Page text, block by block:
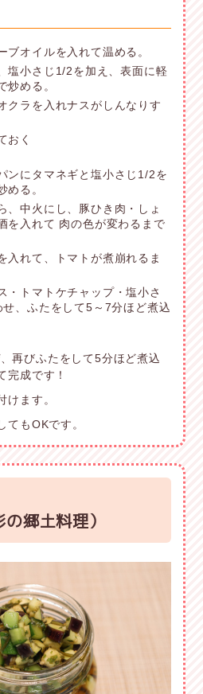
ブオイルを入れて温める。
塩小さじ1/2を加え、表面に軽
炒める。
クラを入れナスがしんなりす
おく
ンにタマネギと塩小さじ1/2を
める。
、中火にし、豚ひき肉・しょ
を入れて 肉の色が変わるまで
入れて、トマトが煮崩れるま
・トマトケチャップ・塩小さ
せ、ふたをして5～7分ほど煮込
再びふたをして5分ほど煮込
完成です！
けます。
もOKです。
郷土料理）